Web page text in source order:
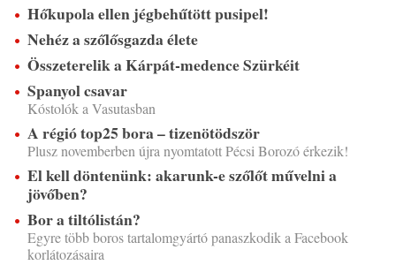
Hőkupola ellen jégbehűtött pusipel!
Nehéz a szőlősgazda élete
Összeterelik a Kárpát-medence Szürkéit
Spanyol csavar
Kóstolók a Vasutasban
A régió top25 bora – tizenötödször
Plusz novemberben újra nyomtatott Pécsi Borozó érkezik!
El kell döntenünk: akarunk-e szőlőt művelni a
jövőben?
Bor a tiltólistán?
Egyre több boros tartalomgyártó panaszkodik a Facebook
korlátozásaira